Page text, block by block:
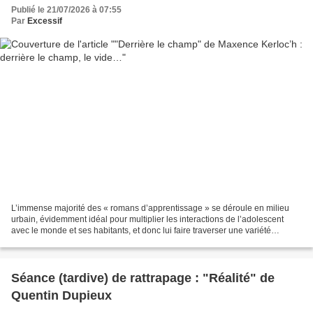
Publié le 21/07/2026 à 07:55
Par Excessif
L’immense majorité des « romans d’apprentissage » se déroule en milieu
urbain, évidemment idéal pour multiplier les interactions de l’adolescent
avec le monde et ses habitants, et donc lui faire traverser une variété
Séance (tardive) de rattrapage : "Réalité" de
Quentin Dupieux